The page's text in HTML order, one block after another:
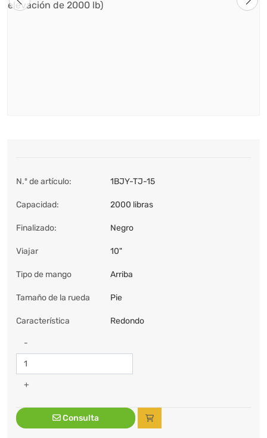
N.º de artículo: 1BJY-TJ-15
Capacidad: 2000 libras
Finalizado: Negro
Viajar 10"
Tipo de mango Arriba
Tamaño de la rueda Pie
Característica Redondo
-
+
Consulta